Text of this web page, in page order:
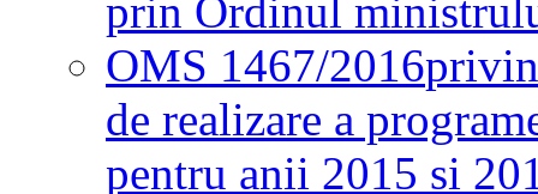
prin Ordinul
OMS 1467/2016
de realizare a
pentru anii 2015 si